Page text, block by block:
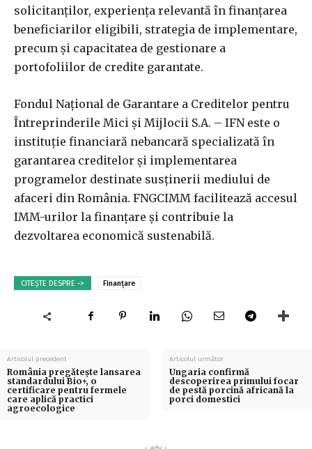
solicitanţilor, experienţa relevantă în finanţarea
beneficiarilor eligibili, strategia de implementare,
precum şi capacitatea de gestionare a
portofoliilor de credite garantate.
Fondul Naţional de Garantare a Creditelor pentru
Întreprinderile Mici şi Mijlocii S.A. – IFN este o
instituţie financiară nebancară specializată în
garantarea creditelor şi implementarea
programelor destinate susţinerii mediului de
afaceri din România. FNGCIMM facilitează accesul
IMM-urilor la finanţare şi contribuie la
dezvoltarea economică sustenabilă.
CITEȘTE DESPRE -> Finanțare
Articolul precedent
România pregătește lansarea
standardului Bio+, o
certificare pentru fermele
care aplică practici
agroecologice
Articolul următor
Ungaria confirmă
descoperirea primului focar
de pestă porcină africană la
porci domestici